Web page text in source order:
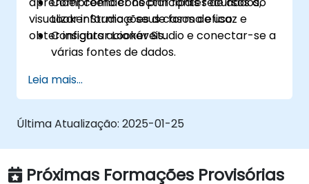
visualizar informações de forma eficaz e
obter insights acionáveis.
Looker Studio e seus casos de uso.
Configurar Looker Studio e conectar-se a
várias fontes de dados.
gráficos e filtros.
Personalizar relatórios para públicos
específicos e necessidades comerciais.
Colaborar e partilhar dashboards de
forma eficaz.
Leia mais...
Última Atualização: 2025-01-25
Próximas Formações Provisórias